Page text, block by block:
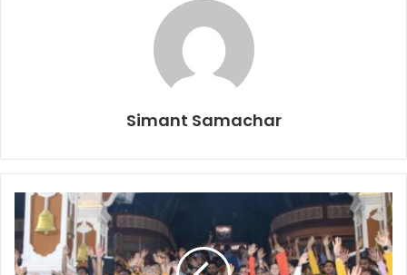
Simant Samachar